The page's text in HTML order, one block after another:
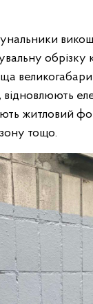
обрізку
відновлюють
житловий
тощо.